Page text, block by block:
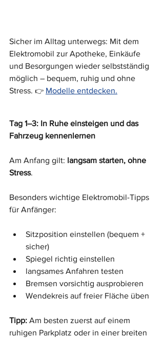
Sicher im Alltag unterwegs: Mit dem
Elektromobil zur Apotheke, Einkäufe
und Besorgungen wieder selbstständig
möglich – bequem, ruhig und ohne
Stress. 👉 Modelle entdecken.
Tag 1–3: In Ruhe einsteigen und das
Fahrzeug kennenlernen
Am Anfang gilt: langsam starten, ohne
Stress.
Besonders wichtige Elektromobil-Tipps
für Anfänger:
Sitzposition einstellen (bequem +
sicher)
Spiegel richtig einstellen
langsames Anfahren testen
Bremsen vorsichtig ausprobieren
Wendekreis auf freier Fläche üben
Tipp: Am besten zuerst auf einem
ruhigen Parkplatz oder in einer breiten